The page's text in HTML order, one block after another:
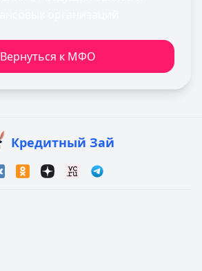
Вернуться к МФО
Кредитный Зай